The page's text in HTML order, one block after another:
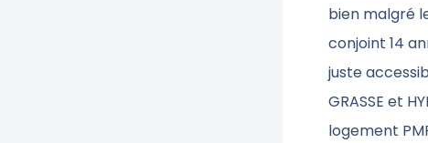
bien malgré
conjoint 14
juste
GRASSE et
logement